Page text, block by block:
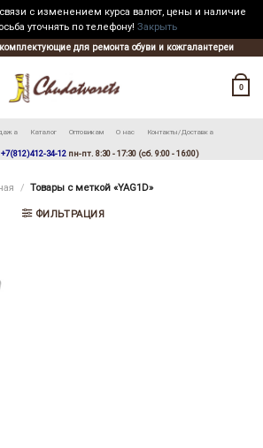
с изменением курса валют, цены и наличие
уточнять по телефону! Закрыть
для ремонта обуви и кожгалантереи
0
Каталог Оптовикам О нас Контакты/Доставка
+7(812)412-34-12 пн-пт. 8:30 - 17:30 (сб. 9:00 - 16:00)
/ Товары с меткой «YAG1D»
ФИЛЬТРАЦИЯ